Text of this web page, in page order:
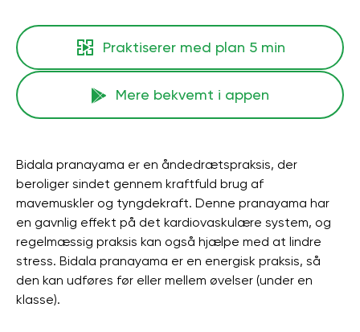
Praktiserer med plan 5 min
Mere bekvemt i appen
Bidala pranayama er en åndedrætspraksis, der
beroliger sindet gennem kraftfuld brug af
mavemuskler og tyngdekraft. Denne pranayama har
en gavnlig effekt på det kardiovaskulære system, og
regelmæssig praksis kan også hjælpe med at lindre
stress. Bidala pranayama er en energisk praksis, så
den kan udføres før eller mellem øvelser (under en
klasse).